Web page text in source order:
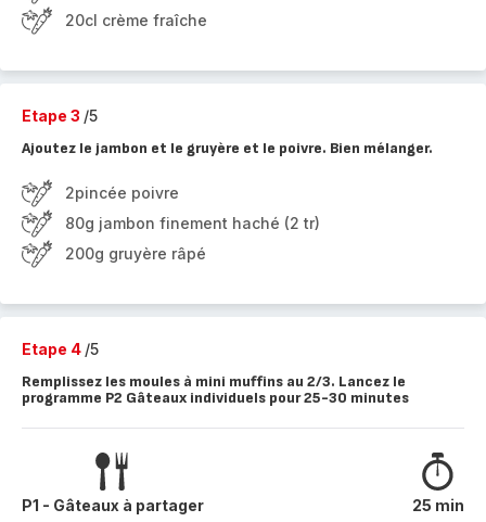
20cl crème fraîche
Etape 3 /5
Ajoutez le jambon et le gruyère et le poivre. Bien mélanger.
2pincée poivre
80g jambon finement haché (2 tr)
200g gruyère râpé
Etape 4 /5
Remplissez les moules à mini muffins au 2/3. Lancez le
programme P2 Gâteaux individuels pour 25-30 minutes
P1 - Gâteaux à partager 25 min